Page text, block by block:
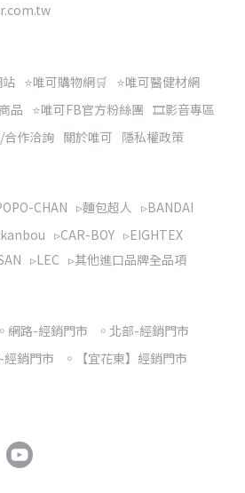
站 ⭐唯可購物網🛒 ⭐唯可醫健材網
品 ⭐唯可FB官方粉絲團 🎞️影音專區
作洽詢 關於唯可 隱私權政策
CHAN ▹麵包超人 ▹BANDAI
▹CAR-BOY ▹EIGHTEX
▹LEC ▹其他進口品牌全品項
◦網路-經銷門市
◦北部-經銷門市
銷門市
◦【宜花東】經銷門市